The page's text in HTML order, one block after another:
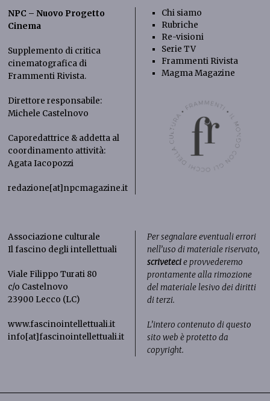
NPC – Nuovo Progetto
Cinema
Supplemento di critica
cinematografica di
Frammenti Rivista.
Direttore responsabile:
Michele Castelnovo
Caporedattrice & addetta al
coordinamento attività:
Agata Iacopozzi
redazione[at]npcmagazine.it
Chi siamo
Rubriche
Re-visioni
Serie TV
Frammenti Rivista
Magma Magazine
Associazione culturale
Il fascino degli intellettuali
Viale Filippo Turati 80
c/o Castelnovo
23900 Lecco (LC)
www.fascinointellettuali.it
info[at]fascinointellettuali.it
Per segnalare eventuali errori
nell’uso di materiale riservato,
scrivetecie provvederemo
prontamente alla rimozione
del materiale lesivo dei diritti
di terzi.
L’intero contenuto di questo
sito web è protetto da
copyright.